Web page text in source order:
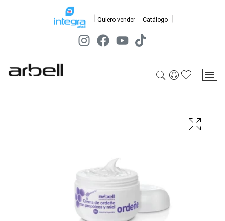
Quiero vender Catálogo